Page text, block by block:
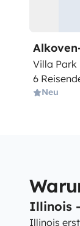
Villa Park
6
Neu
Illinois
Illinois